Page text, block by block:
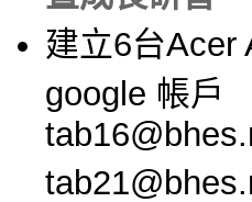
建立6台Acer
google 帳戶